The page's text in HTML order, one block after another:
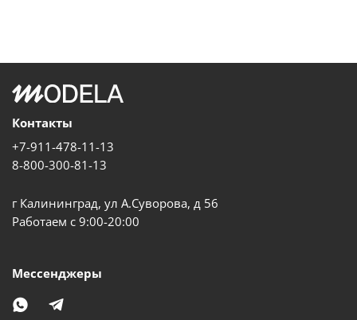
Контакты
+7-911-478-11-13
8-800-300-81-13
г Калининград, ул А.Суворова, д 56
Работаем с 9:00-20:00
Мессенджеры